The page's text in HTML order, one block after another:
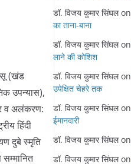
(खंड
उपन्यास),
व अलंकरण:
हिंदी
दुबे स्मृति
डॉ. विजय कुमार सिंघलon
का ताना-बाना
डॉ. विजय कुमार सिंघलon
लाने की कोशिश
डॉ. विजय कुमार सिंघलon
उपेक्षित चेहरे तक
डॉ. विजय कुमार सिंघलon
ईमानदारी
डॉ. विजय कुमार सिंघलon
डॉ. विजय कुमार सिंघलon